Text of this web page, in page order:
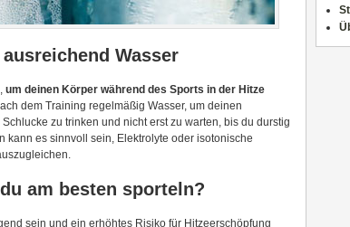
Wasser
um deinen Körper während des Sports in der Hitze
dem Training regelmäßig Wasser, um deinen
zu trinken und nicht erst zu warten, bis du durstig
kann es sinnvoll sein, Elektrolyte oder isotonische
am besten sporteln?
sein und ein erhöhtes Risiko für Hitzeerschöpfung